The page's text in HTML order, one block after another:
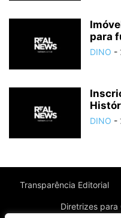
para
DINO -
DINO -
Transparência Editorial
Diretrizes